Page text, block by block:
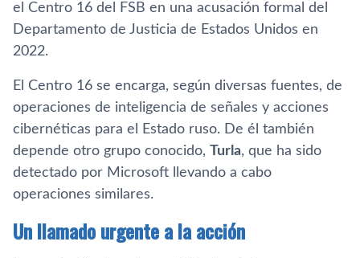
el Centro 16 del FSB en una acusación formal del
Departamento de Justicia de Estados Unidos en
2022.
El Centro 16 se encarga, según diversas fuentes, de
operaciones de inteligencia de señales y acciones
cibernéticas para el Estado ruso. De él también
depende otro grupo conocido,
Turla, que ha sido
detectado por Microsoft llevando a cabo
operaciones similares.
Un llamado urgente a la acción